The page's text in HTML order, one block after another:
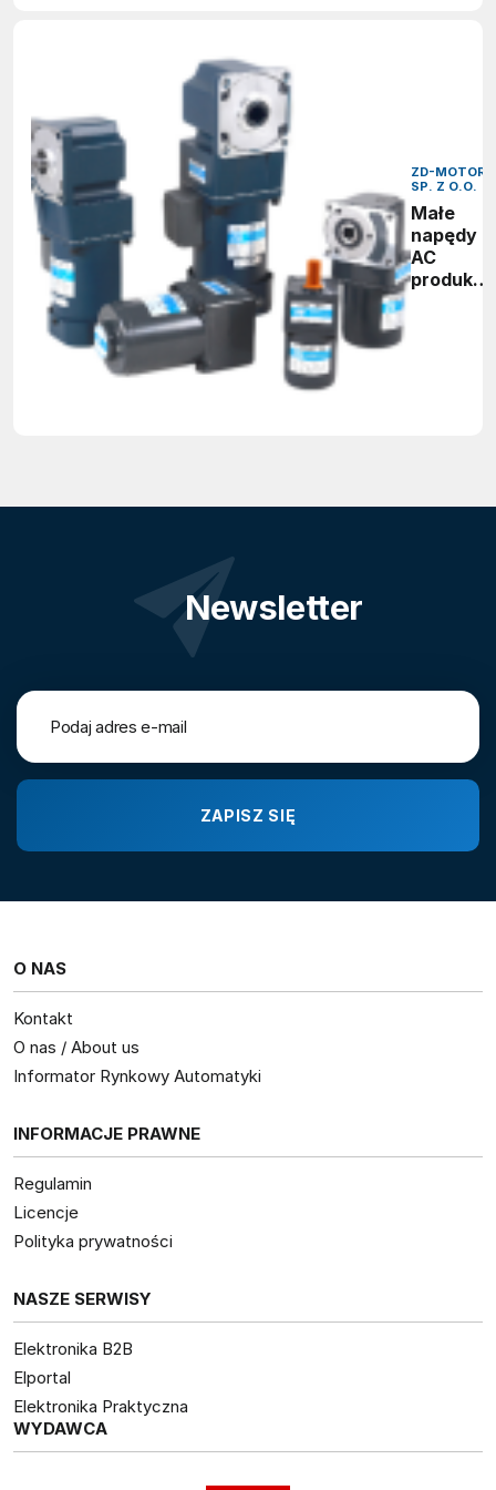
ZD-MOTOR
SP. Z O.O.
Małe
napędy
AC
produkcji
Newsletter
O NAS
Kontakt
O nas / About us
Informator Rynkowy Automatyki
INFORMACJE PRAWNE
Regulamin
Licencje
Polityka prywatności
NASZE SERWISY
Elektronika B2B
Elportal
Elektronika Praktyczna
WYDAWCA